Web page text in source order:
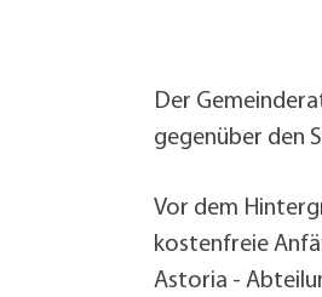
Wegbeschreibung
Zahlen und Fakten
Der
gegenüber den
Vor dem
kostenfreie
Astoria -